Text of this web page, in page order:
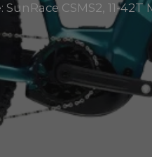
SunRace CSMS2, 11-